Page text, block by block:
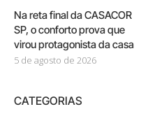
Na reta final da CASACOR
SP, o conforto prova que
virou protagonista da casa
5 de agosto de 2026
CATEGORIAS